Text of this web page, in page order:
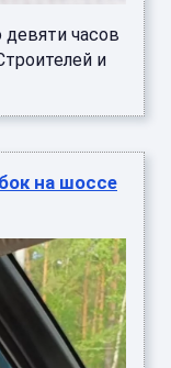
девяти часов
и
на шоссе